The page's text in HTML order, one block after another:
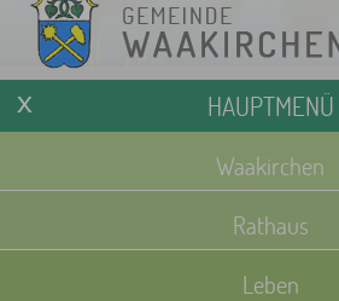
HAUPTMENÜ
Waakirchen
Rathaus
Leben